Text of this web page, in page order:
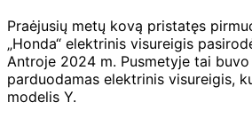
Praėjusių metų kovą pristatęs
„Honda“ elektrinis visureigis
Antroje 2024 m. Pusmetyje tai
parduodamas elektrinis visureigis,
modelis Y.